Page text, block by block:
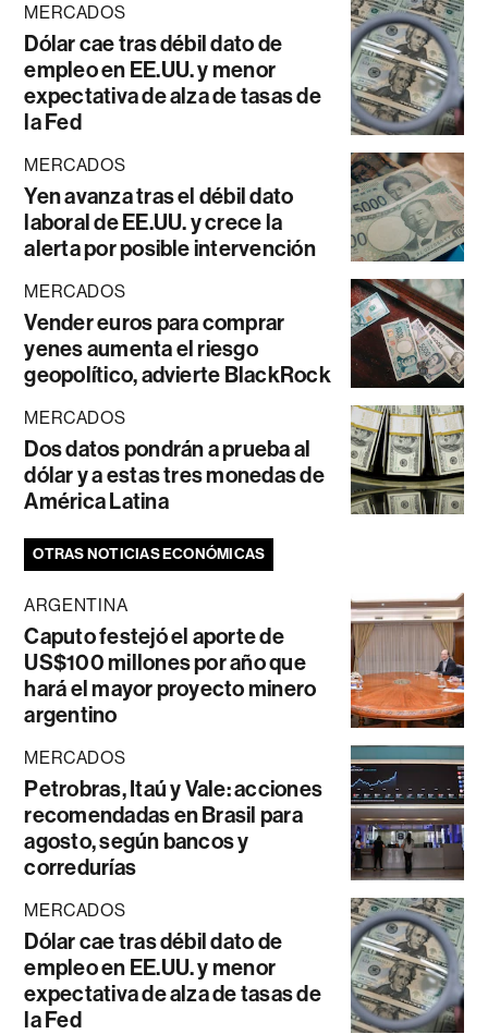
MERCADOS
Dólar cae tras débil dato de
empleo en EE.UU. y menor
expectativa de alza de tasas de
la Fed
MERCADOS
Yen avanza tras el débil dato
laboral de EE.UU. y crece la
alerta por posible intervención
MERCADOS
Vender euros para comprar
yenes aumenta el riesgo
geopolítico, advierte BlackRock
MERCADOS
Dos datos pondrán a prueba al
dólar y a estas tres monedas de
América Latina
OTRAS NOTICIAS ECONÓMICAS
ARGENTINA
Caputo festejó el aporte de
US$100 millones por año que
hará el mayor proyecto minero
argentino
MERCADOS
Petrobras, Itaú y Vale: acciones
recomendadas en Brasil para
agosto, según bancos y
corredurías
MERCADOS
Dólar cae tras débil dato de
empleo en EE.UU. y menor
expectativa de alza de tasas de
la Fed